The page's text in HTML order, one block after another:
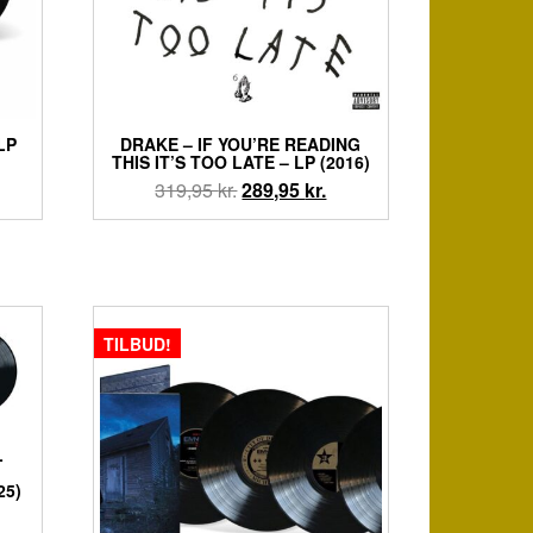
DRAKE – IF YOU’RE READING
THIS IT’S TOO LATE – LP (2016)
319,95kr.Den
oprindelige
289,95 kr.Den
aktuelle
TILBUD!